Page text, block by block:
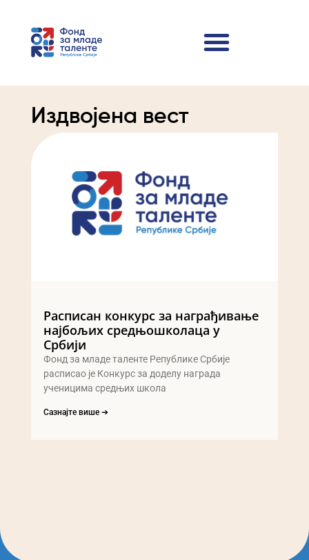
Издвојена вест
Расписан конкурс за награђивање
најбољих средњошколаца у
Србији
Фонд за младе таленте Републике Србије
расписао је Конкурс за доделу награда
ученицима средњих школа
Сазнајте више ➔